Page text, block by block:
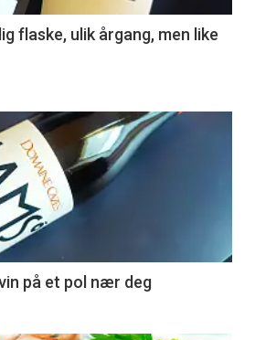
flaske, ulik årgang, men like
på et pol nær deg